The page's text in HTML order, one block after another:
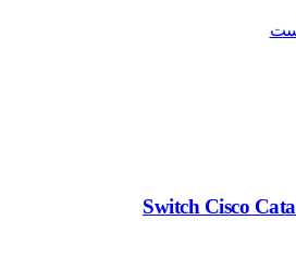
Switch Cisco